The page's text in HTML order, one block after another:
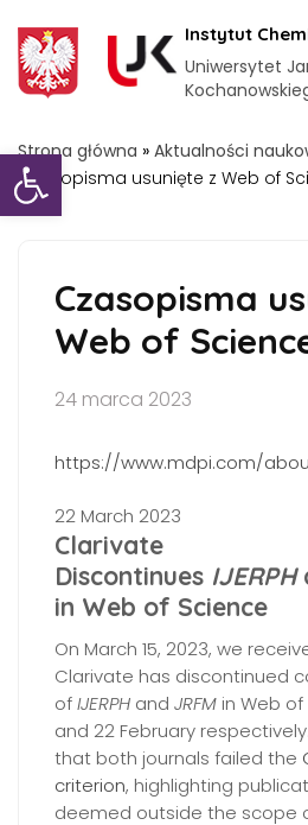
Otwórz pasek
Instytut
Uniwersytet
Strona główna » Aktualności
Czasopisma usunięte z Web of
Czasopisma
Web of
24 marca 2023
https://www.mdpi.com/
22 March 2023
Clarivate
Discontinues IJERPH
in Web of Science
On March 15, 2023, we
Clarivate has discontinued
ofIJERPH and JRFM in Web of
and 22 February
that both journals failed the
criterion, highlighting
deemed outside the scope